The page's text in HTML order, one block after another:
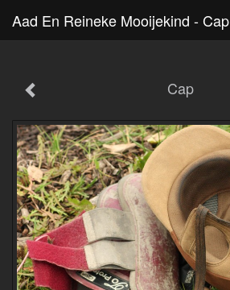
Aad En Reineke Mooijekind - Cap
Cap